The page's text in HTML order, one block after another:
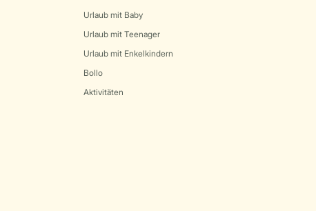
Urlaub mit Baby
Urlaub mit Teenager
Urlaub mit Enkelkindern
Bollo
Aktivitäten